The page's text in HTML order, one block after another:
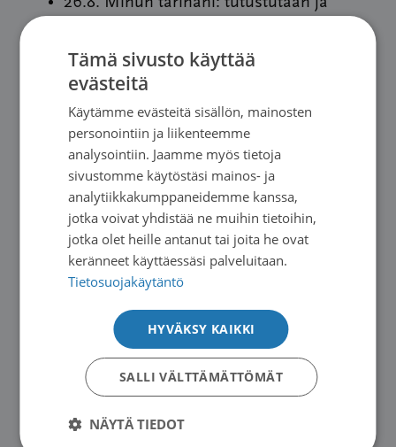
jokaisella on mahdollisuus kertoa omasta
syöpäpolustaan.
2.9. Kriisin vaiheet: perehdytään kriisin
vaiheisiin. Pohditaan omia tapoja ja uusia
keinoja tunnistaa ja käsitellä tunteita
kriisin keskellä.
9.9. Syöpähoidot ja sivuvaikutukset:
ryhmää ohjaava hoitaja kertoo
syöpähoidosta ja niiden tyypillisimmistä
sivuvaikutuksista. Saadaan vinkkejä
sivuvaikutusten kanssa pärjäämiseen.
16.9. Kuntoutuminen ja elämässä
eteenpäin: suunnataan katsetta tulevaan.
Saadaan tietoa kuntoutumista tukevista
palveluista sekä tunnistetaan omassa
arjessa selviytymistä tukevia asioita.
Tämä sivusto käyttää
evästeitä
Käytämme evästeitä sisällön, mainosten
personointiin ja liikenteemme
analysointiin. Jaamme myös tietoja
sivustomme käytöstäsi mainos- ja
analytiikkakumppaneidemme kanssa,
jotka voivat yhdistää ne muihin tietoihin,
jotka olet heille antanut tai joita he ovat
keränneet käyttäessäsi palveluitaan.
Tietosuojakäytäntö
HYVÄKSY KAIKKI
SALLI VÄLTTÄMÄTTÖMÄT
NÄYTÄ TIEDOT